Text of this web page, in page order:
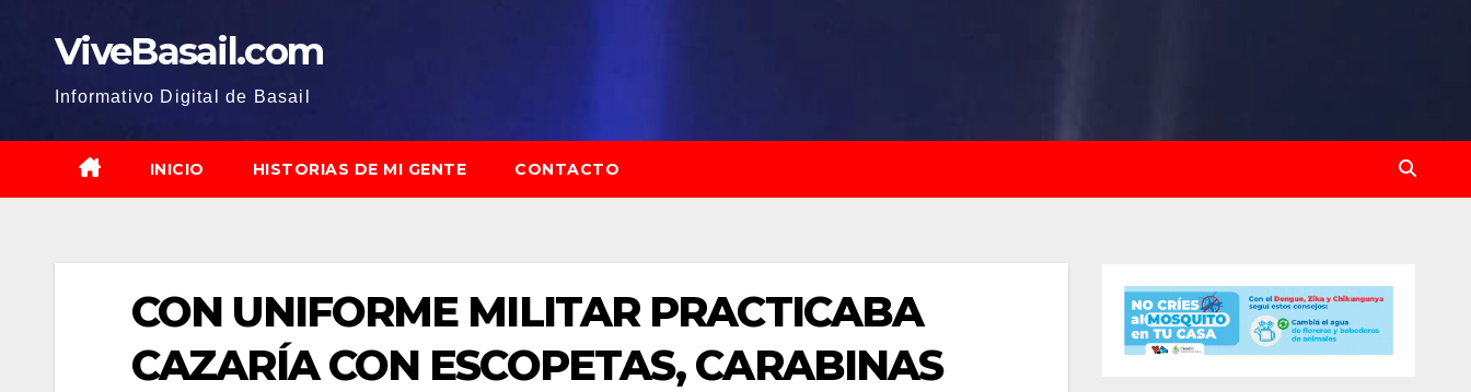
ViveBasail.com
Informativo Digital de Basail
INICIO HISTORIAS DE MI GENTE CONTACTO
CON UNIFORME MILITAR PRACTICABA
CAZARÍA CON ESCOPETAS, CARABINAS